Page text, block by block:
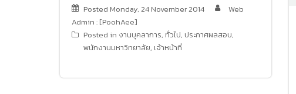
Posted Monday, 24 November 2014
Web
Admin : [PoohAee]
Posted in งานบุคลาการ, ทั่วไป, ประกาศผลสอบ,
พนักงานมหาวิทยาลัย, เจ้าหน้าที่